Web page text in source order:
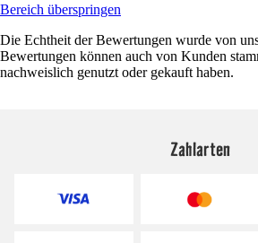
Bereich überspringen
Die Echtheit der Bewertungen wurde von
Bewertungen können auch von Kunden
nachweislich genutzt oder gekauft haben.
Zahlarten